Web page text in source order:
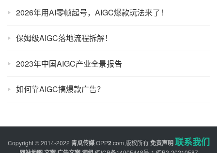
2026年用AI零帧起号，AIGC爆款玩法来了！
保姆级AIGC落地流程拆解！
2023年中国AIGC产业全景报告
如何靠AIGC搞爆款广告？
Copyright © 2014-2022 青瓜传媒 OPP2.com 版权所有免责声明联系我们